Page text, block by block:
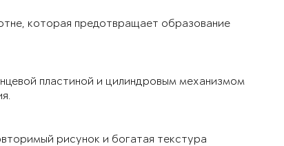
которая предотвращает образование
пластиной и цилиндровым механизмом
рисунок и богатая текстура